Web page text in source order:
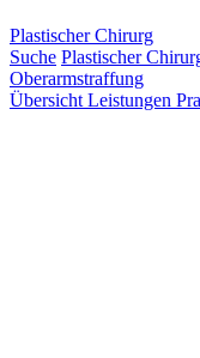
Plastischer Chirurg
Suche Plastischer
Oberarmstraffung
Übersicht Leistungen